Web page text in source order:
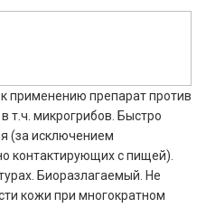
применению препарат против
т.ч. микрогрибов. Быстро
(за исключением
контактирующих с пищей).
Биоразлагаемый. Не
кожи при многократном